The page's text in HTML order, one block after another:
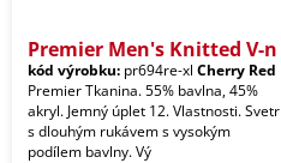
Premier Men's Knitted V-n
kód výrobku: pr694re-xl Cherry Red
Premier Tkanina. 55% bavlna, 45%
akryl. Jemný úplet 12. Vlastnosti. Svetr
s dlouhým rukávem s vysokým
podílem bavlny. Vý